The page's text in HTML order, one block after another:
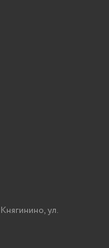
ул.